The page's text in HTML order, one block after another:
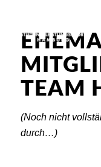
TEAM
(Noch nicht
durch…)